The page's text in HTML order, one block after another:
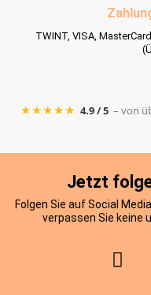
TWINT, VISA,
★★★★★ 4.9 / 5 – von
Jetzt
Folgen Sie auf Social
verpassen Sie keine